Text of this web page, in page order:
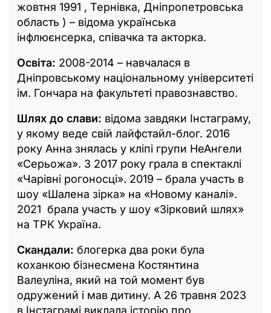
жовтня 1991 , Тернівка, Дніпропетровська
область ) – відома українська
інфлюєнсерка, співачка та акторка.
Освіта: 2008-2014 – навчалася в
Дніпровському національному університеті
ім. Гончара на факультеті правознавство.
Шлях до слави: відома завдяки Інстаграму,
у якому веде свій лайфстайл-блог. 2016
року Анна знялась у кліпі групи НеАнгели
«Серьожа». З 2017 року грала в спектаклі
«Чарівні рогоносці». 2019 – брала участь в
шоу «Шалена зірка» на «Новому каналі».
2021 брала участь у шоу «Зірковий шлях»
на ТРК Україна.
Скандали: блогерка два роки була
коханкою бізнесмена Костянтина
Валеуліна, який на той момент був
одружений і мав дитину. А 26 травня 2023
в Інстаграмі виклала історію про